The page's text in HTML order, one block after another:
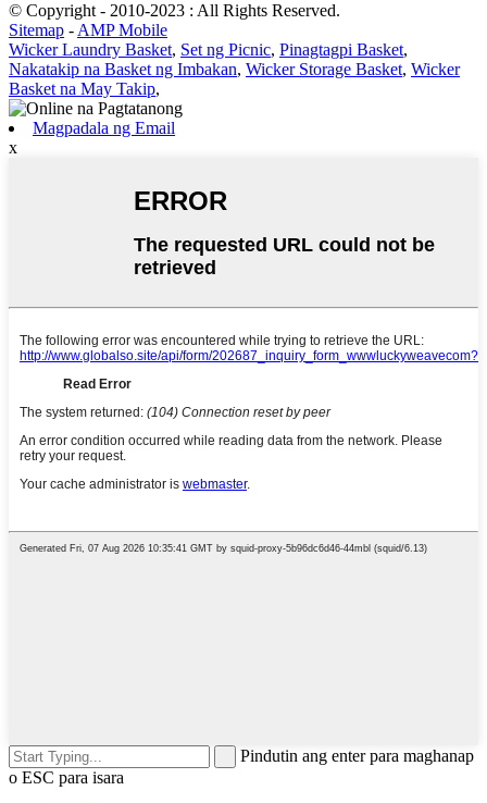
© Copyright - 2010-2023 : All Rights Reserved.
Sitemap - AMP Mobile
Wicker Laundry Basket, Set ng Picnic, Pinagtagpi Basket,
Nakatakip na Basket ng Imbakan, Wicker Storage Basket, Wicker
Basket na May Takip,
Magpadala ng Email
x
Pindutin ang enter para maghanap
o ESC para isara